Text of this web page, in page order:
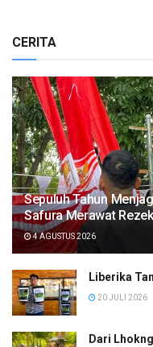
CERITA
Sepuluh Tahun
Safura Merawat
4 AGUSTUS 2026
Liberika
20 JULI 2026
Dari